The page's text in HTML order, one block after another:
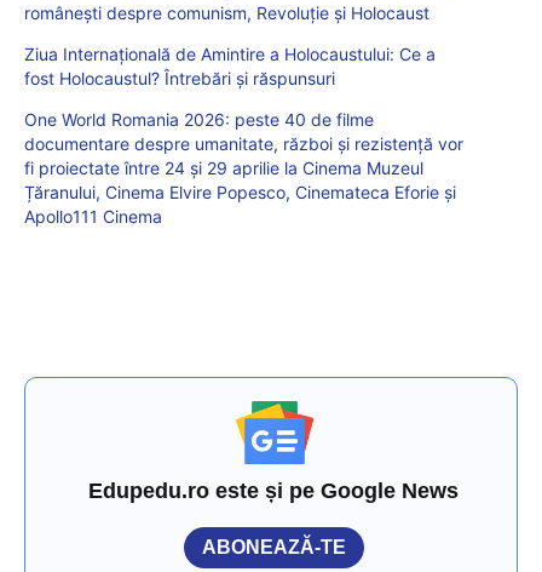
românești despre comunism, Revoluție și Holocaust
Ziua Internațională de Amintire a Holocaustului: Ce a
fost Holocaustul? Întrebări și răspunsuri
One World Romania 2026: peste 40 de filme
documentare despre umanitate, război și rezistență vor
fi proiectate între 24 și 29 aprilie la Cinema Muzeul
Țăranului, Cinema Elvire Popesco, Cinemateca Eforie și
Apollo111 Cinema
Edupedu.ro este și pe Google News
ABONEAZĂ-TE